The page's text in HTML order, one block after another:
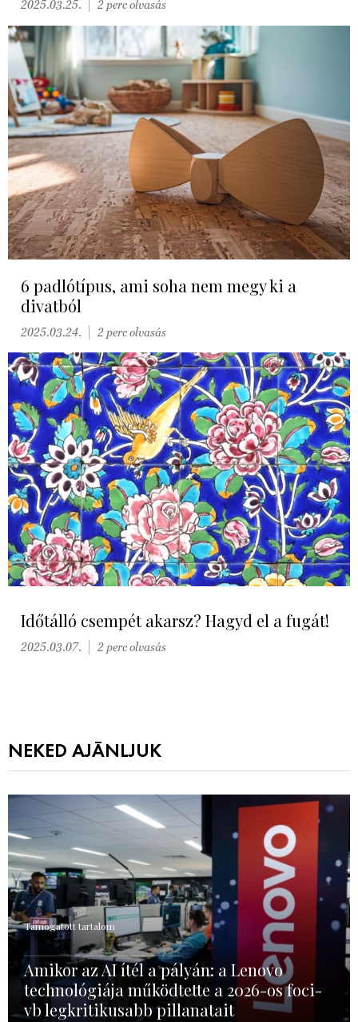
2025.03.25. 2 perc olvasás
6 padlótípus, ami soha nem megy ki a
divatból
2025.03.24. 2 perc olvasás
Időtálló csempét akarsz? Hagyd el a fugát!
2025.03.07. 2 perc olvasás
NEKED AJÁNLJUK
Támogatott tartalom
Amikor az AI ítél a pályán: a Lenovo
technológiája működtette a 2026-os foci-
vb legkritikusabb pillanatait